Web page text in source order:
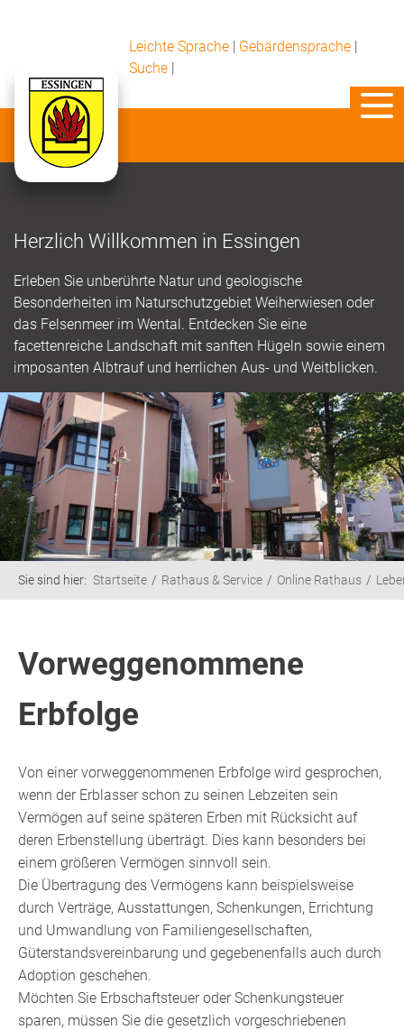
Leichte Sprache | Gebärdensprache |
Suche |
Herzlich Willkommen in Essingen
Erleben Sie unberührte Natur und geologische
Besonderheiten im Naturschutzgebiet Weiherwiesen oder
das Felsenmeer im Wental. Entdecken Sie eine
facettenreiche Landschaft mit sanften Hügeln sowie einem
imposanten Albtrauf und herrlichen Aus- und Weitblicken.
Sie sind hier: Startseite Rathaus & Service Online Rathaus
Vorweggenommene
Erbfolge
Von einer vorweggenommenen Erbfolge wird gesprochen,
wenn der Erblasser schon zu seinen Lebzeiten sein
Vermögen auf seine späteren Erben mit Rücksicht auf
deren Erbenstellung überträgt. Dies kann besonders bei
einem größeren Vermögen sinnvoll sein.
Die Übertragung des Vermögens kann beispielsweise
durch Verträge, Ausstattungen, Schenkungen, Errichtung
und Umwandlung von Familiengesellschaften,
Güterstandsvereinbarung und gegebenenfalls auch durch
Adoption geschehen.
Möchten Sie Erbschaftsteuer oder Schenkungsteuer
sparen, müssen Sie die gesetzlich vorgeschriebenen